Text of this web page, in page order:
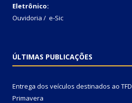
Eletrônico:
Ouvidoria / e-Sic
ÚLTIMAS PUBLICAÇÕES
Entrega dos veículos destinados ao
Primavera